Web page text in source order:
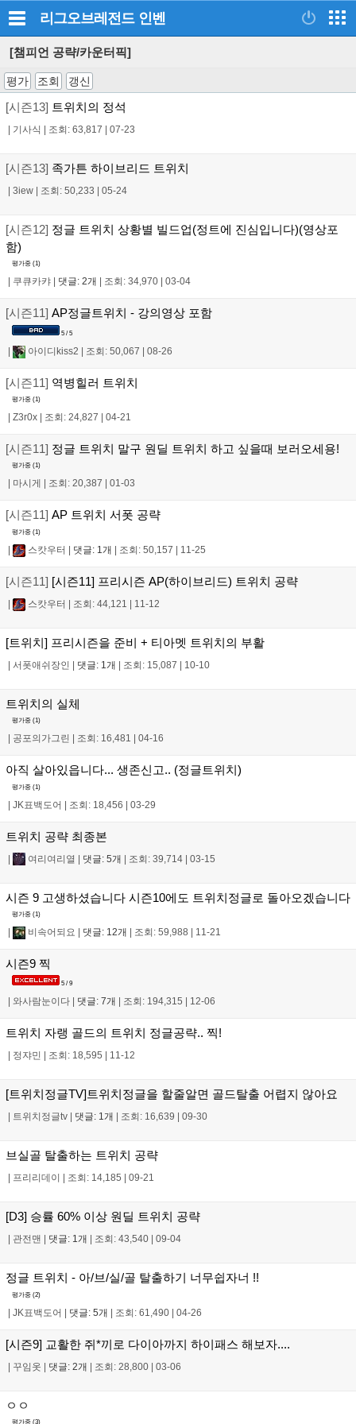
리그오브레전드 인벤
[챔피언 공략/카운터픽]
평가 조회 갱신
[시즌13] 트위치의 정석
기사식 조회: 63,817 07-23
[시즌13] 족가튼 하이브리드 트위치
3iew 조회: 50,233 05-24
[시즌12] 정글 트위치 상황별 빌드업(정트에 진심입니다)(영상포
함)
평가중 (1)
쿠큐카캬 댓글: 2개 조회: 34,970 03-04
[시즌11] AP정글트위치 - 강의영상 포함
5 / 5
| 아이디kiss2 | 조회: 50,067 | 08-26
[시즌11] 역병힐러 트위치
평가중 (1)
Z3r0x 조회: 24,827 04-21
[시즌11] 정글 트위치 말구 원딜 트위치 하고 싶을때 보러오세용!
평가중 (1)
마시게 조회: 20,387 01-03
[시즌11] AP 트위치 서폿 공략
평가중 (1)
| 스캇우터 | 댓글: 1개 | 조회: 50,157 | 11-25
[시즌11] [시즌11] 프리시즌 AP(하이브리드) 트위치 공략
| 스캇우터 | 조회: 44,121 | 11-12
[트위치] 프리시즌을 준비 + 티아멧 트위치의 부활
| 서폿애쉬장인 | 댓글: 1개 | 조회: 15,087 | 10-10
트위치의 실체
평가중 (1)
공포의가그린 조회: 16,481 04-16
아직 살아있읍니다... 생존신고.. (정글트위치)
평가중 (1)
| JK표백도어 | 조회: 18,456 | 03-29
트위치 공략 최종본
| 여리여리열 | 댓글: 5개 | 조회: 39,714 | 03-15
시즌 9 고생하셨습니다 시즌10에도 트위치정글로 돌아오겠습니다
평가중 (1)
| 비속어되요 | 댓글: 12개 | 조회: 59,988 | 11-21
시즌9 찍
5 / 9
와사람눈이다 댓글: 7개 조회: 194,315 12-06
트위치 자랭 골드의 트위치 정글공략.. 찍!
정쟈민 조회: 18,595 11-12
[트위치정글TV]트위치정글을 할줄알면 골드탈출 어렵지 않아요
트위치정글tv 댓글: 1개 조회: 16,639 09-30
브실골 탈출하는 트위치 공략
프리리데이 조회: 14,185 09-21
[D3] 승률 60% 이상 원딜 트위치 공략
관전맨 댓글: 1개 조회: 43,540 09-04
정글 트위치 - 아/브/실/골 탈출하기 너무쉽자너 !!
평가중 (2)
| JK표백도어 | 댓글: 5개 | 조회: 61,490 | 04-26
[시즌9] 교활한 쥐*끼로 다이아까지 하이패스 해보자....
| 꾸임옷 | 댓글: 2개 | 조회: 28,800 | 03-06
ㅇㅇ
평가중 (3)